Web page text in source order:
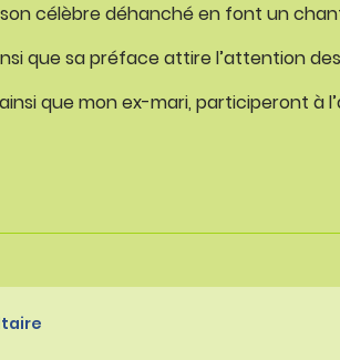
célèbre déhanché en font un
que sa préface attire l’attention
que mon ex-mari, participeront à